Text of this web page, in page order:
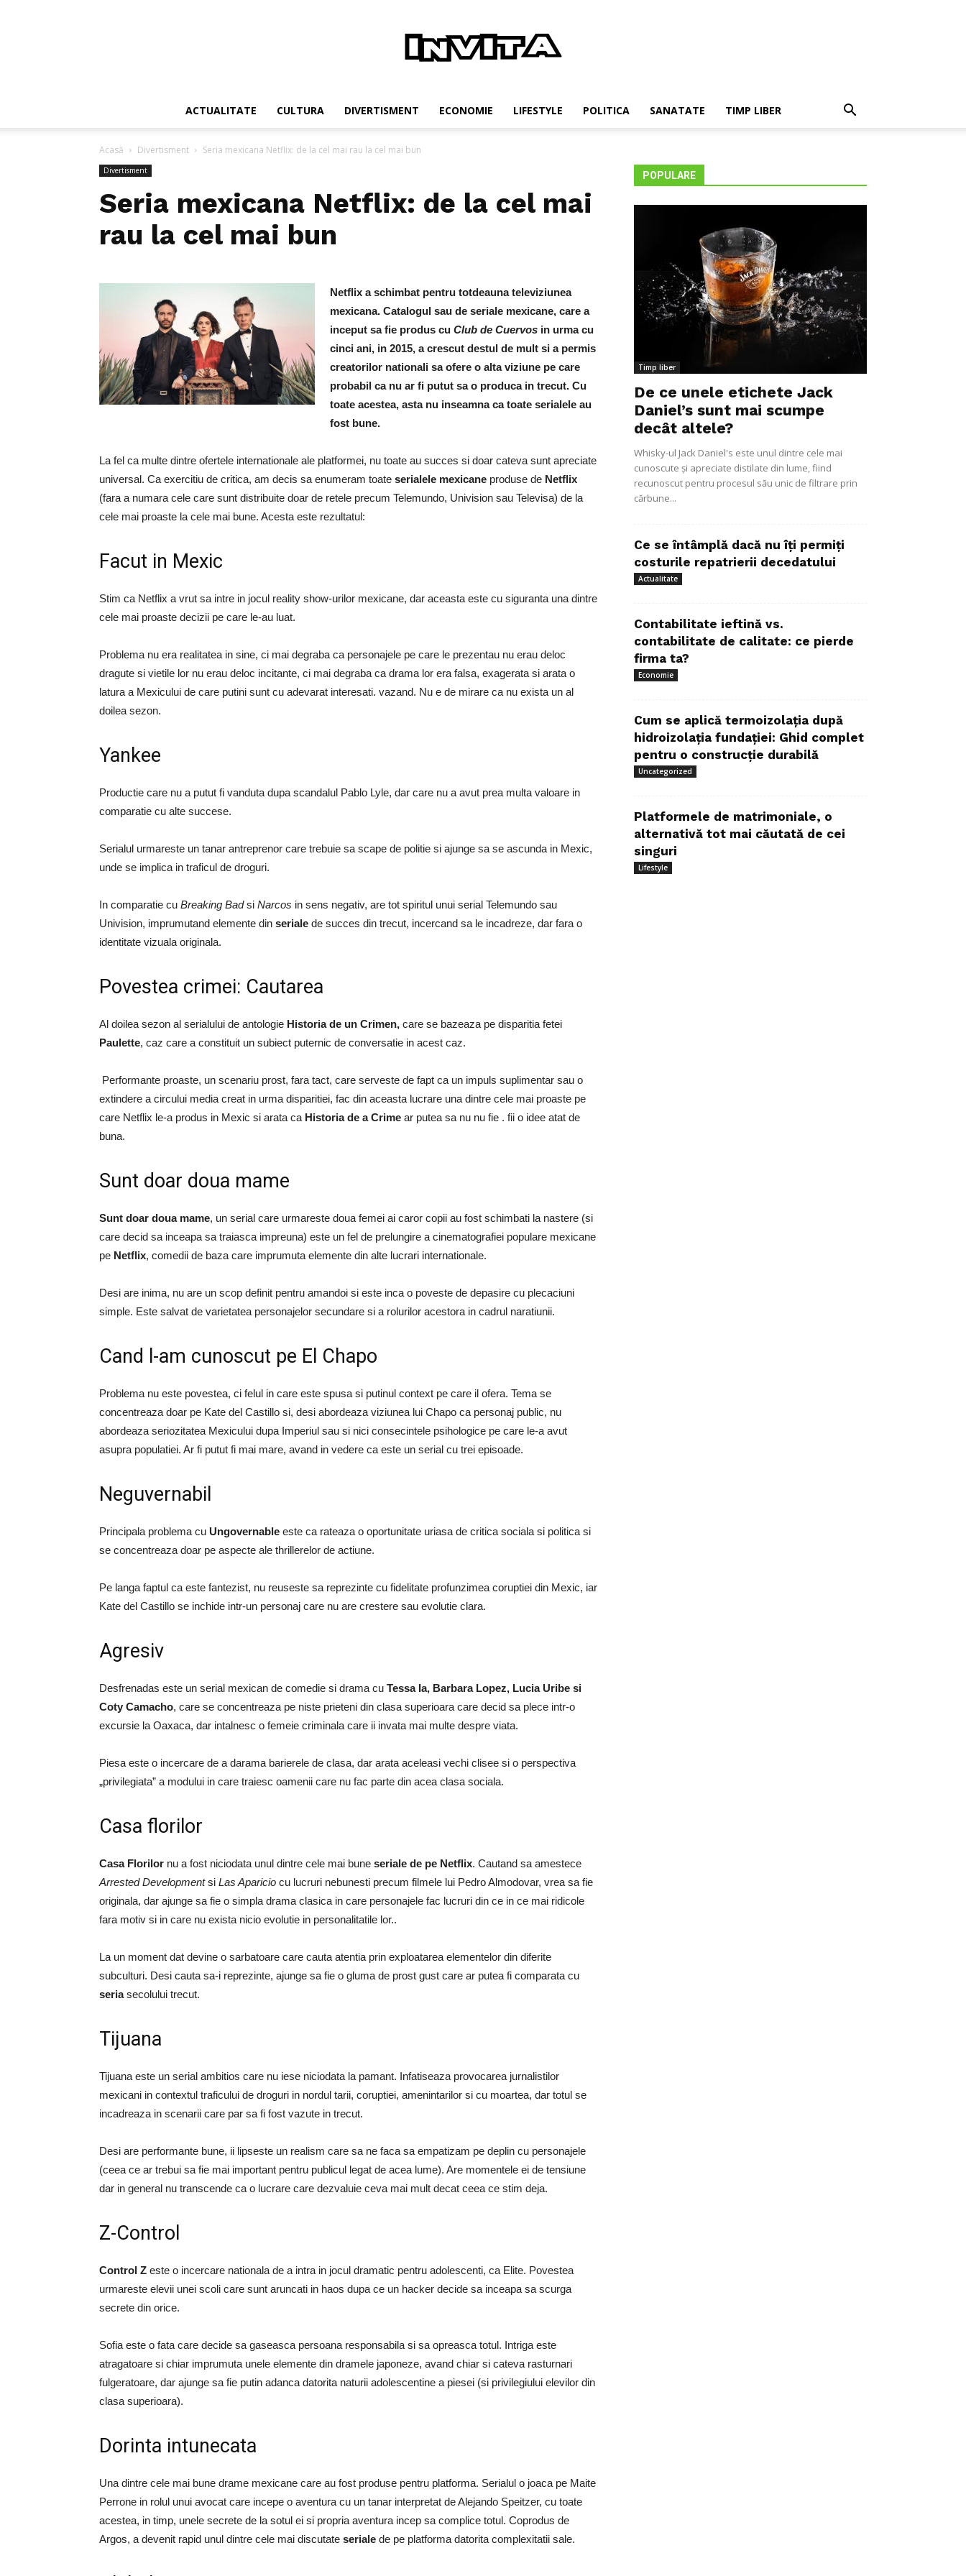
Invita
ACTUALITATE CULTURA DIVERTISMENT ECONOMIE LIFESTYLE POLITICA SANATATE TIMP LIBER
Acasă Divertisment Seria mexicana Netflix: de la cel mai rau la cel mai bun
Divertisment
Seria mexicana Netflix: de la cel mai
rau la cel mai bun
Netflix a schimbat pentru totdeauna televiziunea
mexicana. Catalogul sau de seriale mexicane, care a
inceput sa fie produs cu Club de Cuervos in urma cu
cinci ani, in 2015, a crescut destul de mult si a permis
creatorilor nationali sa ofere o alta viziune pe care
probabil ca nu ar fi putut sa o produca in trecut. Cu
toate acestea, asta nu inseamna ca toate serialele au
fost bune.
La fel ca multe dintre ofertele internationale ale platformei, nu toate au succes si doar cateva sunt apreciate
universal. Ca exercitiu de critica, am decis sa enumeram toate serialele mexicane produse de Netflix
(fara a numara cele care sunt distribuite doar de retele precum Telemundo, Univision sau Televisa) de la
cele mai proaste la cele mai bune. Acesta este rezultatul:
Facut in Mexic
Stim ca Netflix a vrut sa intre in jocul reality show-urilor mexicane, dar aceasta este cu siguranta una dintre
cele mai proaste decizii pe care le-au luat.
Problema nu era realitatea in sine, ci mai degraba ca personajele pe care le prezentau nu erau deloc
dragute si vietile lor nu erau deloc incitante, ci mai degraba ca drama lor era falsa, exagerata si arata o
latura a Mexicului de care putini sunt cu adevarat interesati. vazand. Nu e de mirare ca nu exista un al
doilea sezon.
Yankee
Productie care nu a putut fi vanduta dupa scandalul Pablo Lyle, dar care nu a avut prea multa valoare in
comparatie cu alte succese.
Serialul urmareste un tanar antreprenor care trebuie sa scape de politie si ajunge sa se ascunda in Mexic,
unde se implica in traficul de droguri.
In comparatie cu Breaking Badsi Narcos in sens negativ, are tot spiritul unui serial Telemundo sau
Univision, imprumutand elemente din seriale de succes din trecut, incercand sa le incadreze, dar fara o
identitate vizuala originala.
Povestea crimei: Cautarea
Al doilea sezon al serialului de antologie Historia de un Crimen, care se bazeaza pe disparitia fetei
Paulette, caz care a constituit un subiect puternic de conversatie in acest caz.
Performante proaste, un scenariu prost, fara tact, care serveste de fapt ca un impuls suplimentar sau o
extindere a circului media creat in urma disparitiei, fac din aceasta lucrare una dintre cele mai proaste pe
care Netflix le-a produs in Mexic si arata ca Historia de a Crime ar putea sa nu nu fie . fii o idee atat de
buna.
Sunt doar doua mame
Sunt doar doua mame, un serial care urmareste doua femei ai caror copii au fost schimbati la nastere (si
care decid sa inceapa sa traiasca impreuna) este un fel de prelungire a cinematografiei populare mexicane
pe Netflix, comedii de baza care imprumuta elemente din alte lucrari internationale.
Desi are inima, nu are un scop definit pentru amandoi si este inca o poveste de depasire cu plecaciuni
simple. Este salvat de varietatea personajelor secundare si a rolurilor acestora in cadrul naratiunii.
Cand l-am cunoscut pe El Chapo
Problema nu este povestea, ci felul in care este spusa si putinul context pe care il ofera. Tema se
concentreaza doar pe Kate del Castillo si, desi abordeaza viziunea lui Chapo ca personaj public, nu
abordeaza seriozitatea Mexicului dupa Imperiul sau si nici consecintele psihologice pe care le-a avut
asupra populatiei. Ar fi putut fi mai mare, avand in vedere ca este un serial cu trei episoade.
Neguvernabil
Principala problema cu Ungovernable este ca rateaza o oportunitate uriasa de critica sociala si politica si
se concentreaza doar pe aspecte ale thrillerelor de actiune.
Pe langa faptul ca este fantezist, nu reuseste sa reprezinte cu fidelitate profunzimea coruptiei din Mexic, iar
Kate del Castillo se inchide intr-un personaj care nu are crestere sau evolutie clara.
Agresiv
Desfrenadas este un serial mexican de comedie si drama cu Tessa Ia, Barbara Lopez, Lucia Uribe si
Coty Camacho, care se concentreaza pe niste prieteni din clasa superioara care decid sa plece intr-o
excursie la Oaxaca, dar intalnesc o femeie criminala care ii invata mai multe despre viata.
Piesa este o incercare de a darama barierele de clasa, dar arata aceleasi vechi clisee si o perspectiva
„privilegiata” a modului in care traiesc oamenii care nu fac parte din acea clasa sociala.
Casa florilor
Casa Florilor nu a fost niciodata unul dintre cele mai bune seriale de pe Netflix. Cautand sa amestece
Arrested Developmentsi Las Aparicio cu lucruri nebunesti precum filmele lui Pedro Almodovar, vrea sa fie
originala, dar ajunge sa fie o simpla drama clasica in care personajele fac lucruri din ce in ce mai ridicole
fara motiv si in care nu exista nicio evolutie in personalitatile lor..
La un moment dat devine o sarbatoare care cauta atentia prin exploatarea elementelor din diferite
subculturi. Desi cauta sa-i reprezinte, ajunge sa fie o gluma de prost gust care ar putea fi comparata cu
seriasecolului trecut.
Tijuana
Tijuana este un serial ambitios care nu iese niciodata la pamant. Infatiseaza provocarea jurnalistilor
mexicani in contextul traficului de droguri in nordul tarii, coruptiei, amenintarilor si cu moartea, dar totul se
incadreaza in scenarii care par sa fi fost vazute in trecut.
Desi are performante bune, ii lipseste un realism care sa ne faca sa empatizam pe deplin cu personajele
(ceea ce ar trebui sa fie mai important pentru publicul legat de acea lume). Are momentele ei de tensiune
dar in general nu transcende ca o lucrare care dezvaluie ceva mai mult decat ceea ce stim deja.
Z-Control
Control Z este o incercare nationala de a intra in jocul dramatic pentru adolescenti, ca Elite. Povestea
urmareste elevii unei scoli care sunt aruncati in haos dupa ce un hacker decide sa inceapa sa scurga
secrete din orice.
Sofia este o fata care decide sa gaseasca persoana responsabila si sa opreasca totul. Intriga este
atragatoare si chiar imprumuta unele elemente din dramele japoneze, avand chiar si cateva rasturnari
fulgeratoare, dar ajunge sa fie putin adanca datorita naturii adolescentine a piesei (si privilegiului elevilor din
clasa superioara).
Dorinta intunecata
Una dintre cele mai bune drame mexicane care au fost produse pentru platforma. Serialul o joaca pe Maite
Perrone in rolul unui avocat care incepe o aventura cu un tanar interpretat de Alejando Speitzer, cu toate
acestea, in timp, unele secrete de la sotul ei si propria aventura incep sa complice totul. Coprodus de
Argos, a devenit rapid unul dintre cele mai discutate seriale de pe platforma datorita complexitatii sale.
POPULARE
Timp liber
De ce unele etichete Jack
Daniel’s sunt mai scumpe
decât altele?
Whisky-ul Jack Daniel's este unul dintre cele mai
cunoscute și apreciate distilate din lume, fiind
recunoscut pentru procesul său unic de filtrare prin
cărbune...
Ce se întâmplă dacă nu îți permiți
costurile repatrierii decedatului
Actualitate
Contabilitate ieftină vs.
contabilitate de calitate: ce pierde
firma ta?
Economie
Cum se aplică termoizolația după
hidroizolația fundației: Ghid complet
pentru o construcție durabilă
Uncategorized
Platformele de matrimoniale, o
alternativă tot mai căutată de cei
singuri
Lifestyle